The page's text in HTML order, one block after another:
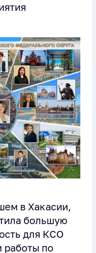
в Хакасии,
большую
для КСО
работы по